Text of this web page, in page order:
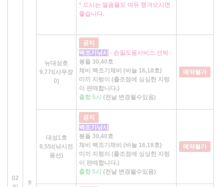
02
9
* 드시는 얼음물도 여유 챙겨오시면
좋습니다.
뉴대성호
9.77t(사무장
0)
공지
백조기낚시 - 손질도움서비스 선박 -
봉돌 30,40호
채비 백조기채비 (바늘 16,18호)
미끼 지렁이 (출조점에 싱싱한 지렁
이 판매합니다.)
출항 5시 (전날 변경될수있음)
예약불가
대성1호
8.55t(낚시전
용선)
공지
백조기낚시
봉돌 30,40호
채비 백조기채비 (바늘 16,18호)
미끼 지렁이 (출조점에 싱싱한 지렁
이 판매합니다.)
출항 5시 (전날 변경될수있음)
예약불가